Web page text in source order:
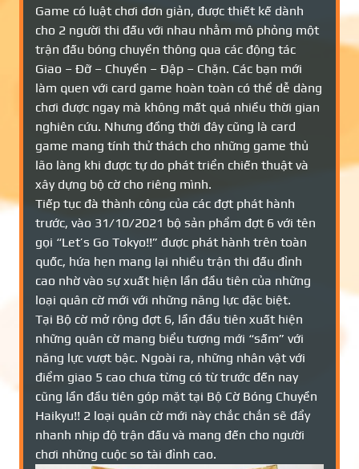
Game có luật chơi đơn giản, được thiết kế dành
cho 2 người thi đấu với nhau nhằm mô phỏng một
trận đấu bóng chuyền thông qua các động tác
Giao – Đỡ – Chuyền – Đập – Chặn. Các bạn mới
làm quen với card game hoàn toàn có thể dễ dàng
chơi được ngay mà không mất quá nhiều thời gian
nghiên cứu. Nhưng đồng thời đây cũng là card
game mang tính thử thách cho những game thủ
lão làng khi được tự do phát triển chiến thuật và
xây dựng bộ cờ cho riêng mình.
Tiếp tục đà thành công của các đợt phát hành
trước, vào 31/10/2021 bộ sản phẩm đợt 6 với tên
gọi “Let’s Go Tokyo!!” được phát hành trên toàn
quốc, hứa hẹn mang lại nhiều trận thi đấu đỉnh
cao nhờ vào sự xuất hiện lần đầu tiên của những
loại quân cờ mới với những năng lực đặc biệt.
Tại Bộ cờ mở rộng đợt 6, lần đầu tiên xuất hiện
những quân cờ mang biểu tượng mới “sấm” với
năng lực vượt bậc. Ngoài ra, những nhân vật với
điểm giao 5 cao chưa từng có từ trước đến nay
cũng lần đầu tiên góp mặt tại Bộ Cờ Bóng Chuyền
Haikyu!! 2 loại quân cờ mới này chắc chắn sẽ đẩy
nhanh nhịp độ trận đấu và mang đến cho người
chơi những cuộc so tài đỉnh cao.